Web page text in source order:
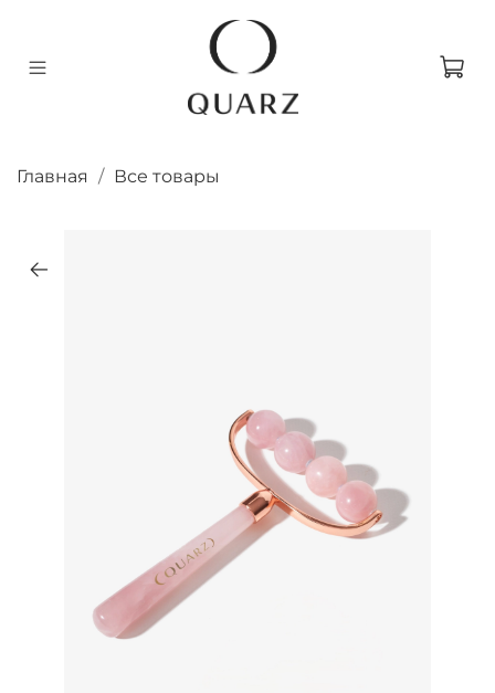
Главная Все товары